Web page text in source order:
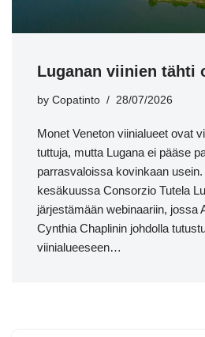
Luganan viinien tähti
by Copatinto 28/07/2026
Monet Veneton viinialueet ovat
tuttuja, mutta Lugana ei pääse
parrasvaloissa kovinkaan
kesäkuussa Consorzio Tutela
järjestämään webinaariin, jossa
Cynthia Chaplinin johdolla
viinialueeseen…